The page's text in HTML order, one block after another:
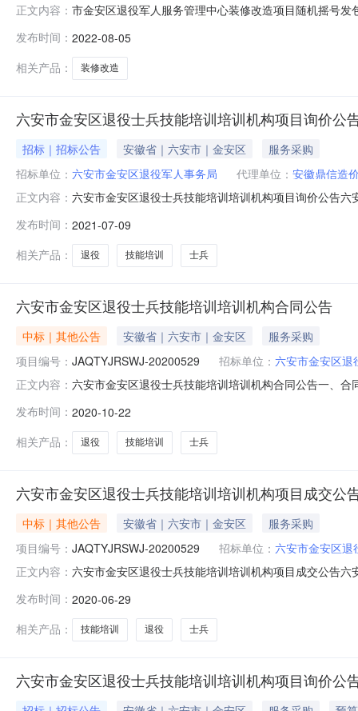
正文内容： 市金安区退役军人服务管理中心装修改造项目随机摇号
（金政办秘〔2021〕50号）规范性文件规定，决定对该
军人服务管理中心
发布时间： 2022-08-05
相关产品：
装修改造
六安市金安区退役士兵技能培训培训机构项目询价公
招标｜招标公告 安徽省｜六安市｜金安区
服务采购
招标单位： 六安市金安区退役军人事务局 代理单位： 安徽鼎信造
正文内容： 六安市金安区退役士兵技能培训培训机构项目询价公告
购项目名称及内容1、项目名称：六安市金安区退役士兵
局5、资金来源：财政资金6、
发布时间： 2021-07-09
相关产品：
退役 技能培训 士兵
六安市金安区退役士兵技能培训培训机构合同公告
中标｜其他公告 安徽省｜六安市｜金安区
服务采购
项目编号： JAQTYJRSWJ-20200529 招标单位： 六安市金安区退
正文内容： 六安市金安区退役士兵技能培训培训机构合同公告一、
(乙方)：六安市建业汽车驾驶培训有限公司地址：六安
发布时间： 2020-10-22
相关产品：
退役 技能培训 士兵
六安市金安区退役士兵技能培训培训机构项目成交公
中标｜其他公告 安徽省｜六安市｜金安区
服务采购
项目编号： JAQTYJRSWJ-20200529 招标单位： 六安市金安区退
正文内容： 六安市金安区退役士兵技能培训培训机构项目成交公告
商联系地址：六安市金安区312国道与迎宾大道交汇处西
培训费
发布时间： 2020-06-29
相关产品：
技能培训 退役 士兵
六安市金安区退役士兵技能培训培训机构项目询价公